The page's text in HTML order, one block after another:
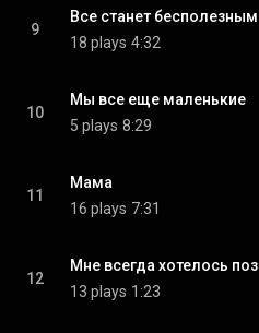
9
Все станет
18 plays 4:32
10
Мы все еще маленькие
5 plays 8:29
11
Мама
16 plays 7:31
12
13 plays 1:23